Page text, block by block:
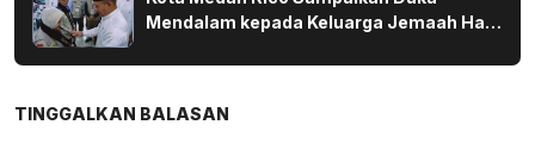
Mendalam kepada Keluarga Jemaah Haji
TINGGALKAN BALASAN